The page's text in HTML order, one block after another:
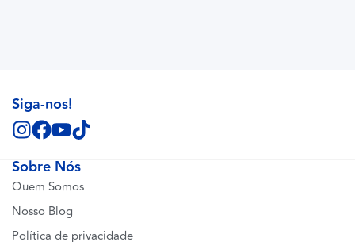
Sobre Nós
Quem Somos
Nosso Blog
Política de privacidade
Siga-nos!